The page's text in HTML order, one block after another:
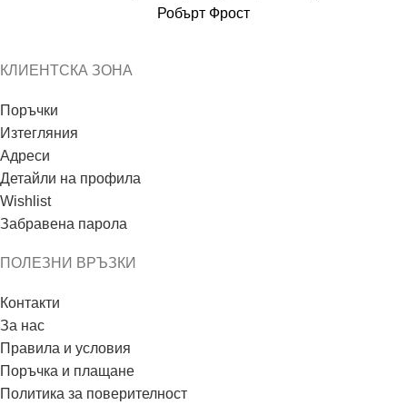
Робърт Фрост
КЛИЕНТСКА ЗОНА
Поръчки
Изтегляния
Адреси
Детайли на профила
Wishlist
Забравена парола
ПОЛЕЗНИ ВРЪЗКИ
Контакти
За нас
Правила и условия
Поръчка и плащане
Политика за поверителност